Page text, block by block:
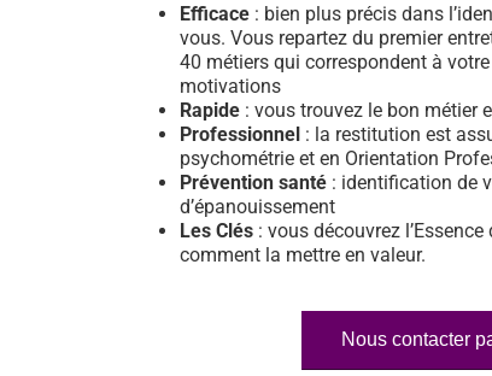
Efficace : bien plus précis dans
vous. Vous repartez du premier
40 métiers qui correspondent à
motivations
Rapide : vous trouvez le bon métier
Professionnel : la restitution est
psychométrie et en Orientation
Prévention santé : identification de
d’épanouissement
Les Clés : vous découvrez
comment la mettre en valeur.
Nous contacter